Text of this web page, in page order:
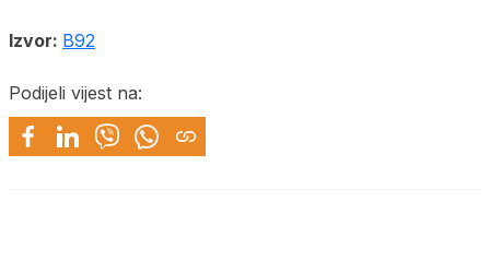
Izvor: B92
Podijeli vijest na: